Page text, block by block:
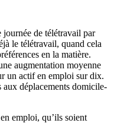
de télétravail par
le télétravail, quand cela
en la matière.
augmentation moyenne
un actif en emploi sur dix.
aux déplacements domicile-
emploi, qu’ils soient